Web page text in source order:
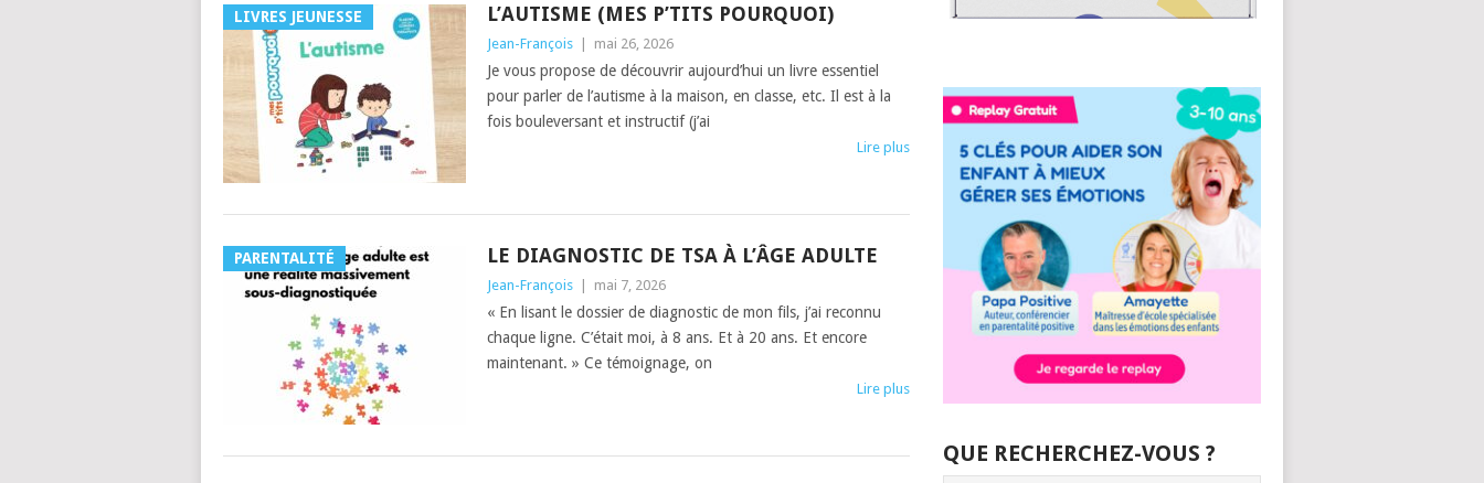
LIVRES JEUNESSE L’AUTISME (MES P’TITS POURQUOI)
Jean-François mai 26, 2026
Je vous propose de découvrir aujourd’hui un livre essentiel
pour parler de l’autisme à la maison, en classe, etc. Il est à la
fois bouleversant et instructif (j’ai
Lire plus
PARENTALITÉ LE DIAGNOSTIC DE TSA À L’ÂGE ADULTE
Jean-François mai 7, 2026
« En lisant le dossier de diagnostic de mon fils, j’ai reconnu
chaque ligne. C’était moi, à 8 ans. Et à 20 ans. Et encore
maintenant. » Ce témoignage, on
Lire plus
QUE RECHERCHEZ-VOUS ?